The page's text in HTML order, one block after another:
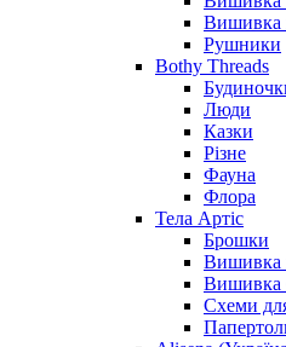
Вишивка
Рушники
Bothy Threads
Люди
Казки
Різне
Фауна
Флора
Тела Артіс
Брошки
Вишивка
Вишивка
Схеми